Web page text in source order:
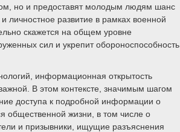
но и предоставят молодым людям шанс
личностное развитие в рамках военной
скажется на общем уровне
сил и укрепит обороноспособность
информационная открытость
В этом контексте, значимым шагом
доступа к подробной информации о
общественной жизни, в том числе о
и призывники, ищущие разъяснения